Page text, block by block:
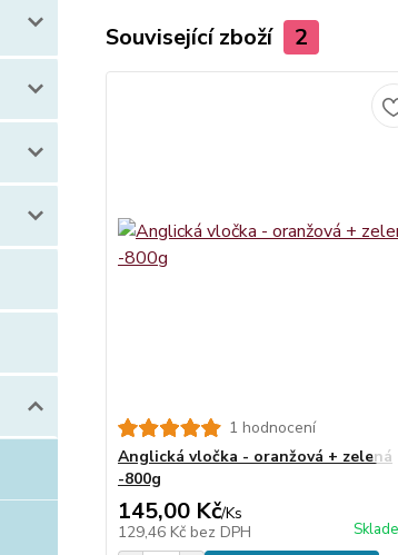
Související zboží 2
1 hodnocení
Anglická vločka - oranžová + zelená
-800g
145,00 Kč/Ks
129,46 Kč bez DPH